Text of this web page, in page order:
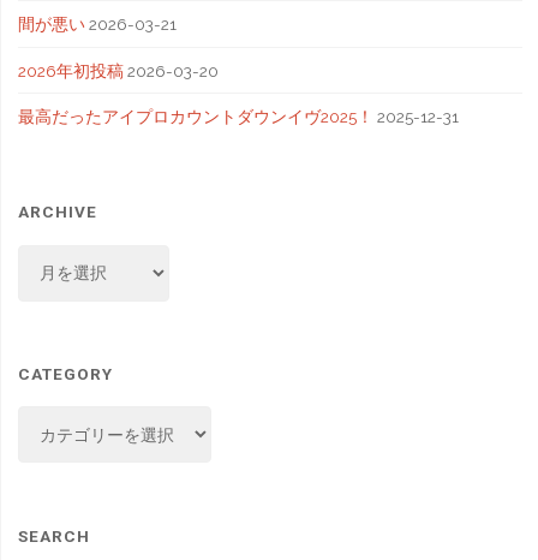
間が悪い 2026-03-21
2026年初投稿 2026-03-20
最高だったアイプロカウントダウンイヴ2025！ 2025-12-31
ARCHIVE
CATEGORY
SEARCH